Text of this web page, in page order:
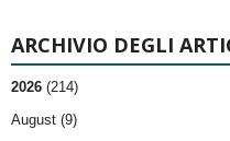
ARCHIVIO DEGLI
2026 (214)
August (9)